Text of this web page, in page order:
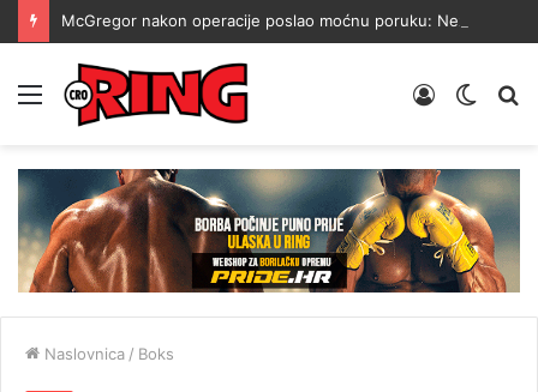
Menu
Switch
Prijava
Naslovnica / Boks